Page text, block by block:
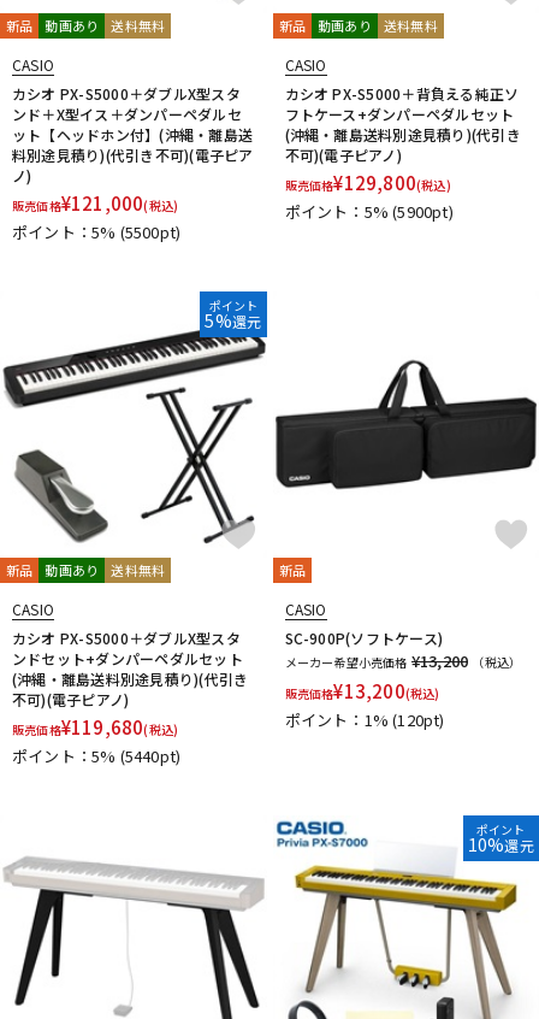
新品 動画あり 送料無料
CASIO
カシオ PX-S5000＋ダブルX型スタ
ンド＋X型イス＋ダンパーペダルセ
ット【ヘッドホン付】(沖縄・離島送
料別途見積り)(代引き不可)(電子ピア
ノ)
販売価格¥121,000(税込)
ポイント：5% (5500pt)
新品 動画あり 送料無料
CASIO
カシオ PX-S5000＋背負える純正ソ
フトケース+ダンパーペダルセット
(沖縄・離島送料別途見積り)(代引き
不可)(電子ピアノ)
販売価格¥129,800(税込)
ポイント：5%(5900pt)
ポイント
5%還元
新品 動画あり 送料無料
CASIO
カシオ PX-S5000＋ダブルX型スタ
ンドセット+ダンパーペダルセット
(沖縄・離島送料別途見積り)(代引き
不可)(電子ピアノ)
販売価格¥119,680(税込)
ポイント：5% (5440pt)
新品
CASIO
SC-900P(ソフトケース)
メーカー希望小売価格 ¥13,200
（税込）
販売価格¥13,200(税込)
ポイント：1%(120pt)
ポイント
10%還元